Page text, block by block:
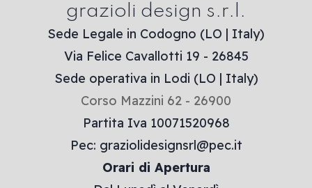
grazioli design s.r.l.
Sede Legale in Codogno (LO | Italy)
Via Felice Cavallotti 19 - 26845
Sede operativa in Lodi (LO | Italy)
Corso Mazzini 62 - 26900
Partita Iva 10071520968
Pec: graziolidesignsrl@pec.it
Orari di Apertura